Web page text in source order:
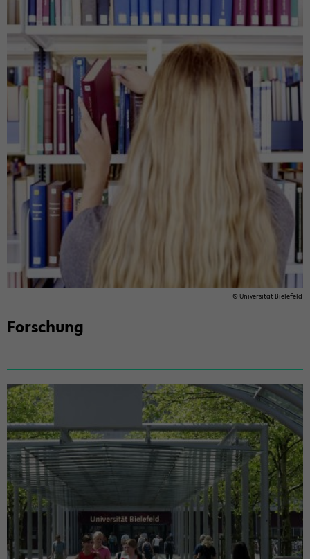
© Uni­ver­si­tät Bie­le­feld
For­schung